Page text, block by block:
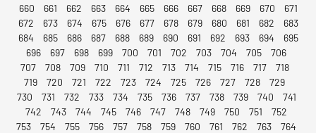
660
661 662 663 664 665 666 667 668 669 670
671
672
673 674 675 676 677 678 679 680 681 682
683
684
685 686 687 688 689 690 691 692 693 694
695
696
697 698 699 700 701 702 703 704 705
706
707
708 709 710 711 712 713 714 715 716 717
718
719
720 721 722 723 724 725 726 727 728
729
730
731 732 733 734 735 736 737 738 739 740
741
742
743 744 745 746 747 748 749 750 751
752
753
754 755 756 757 758 759 760 761 762 763
764